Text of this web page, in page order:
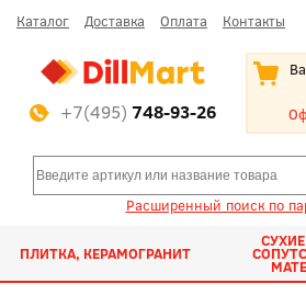
Каталог Доставка Оплата Контакты
+7(495) 748-93-26
Расширенный поиск по
ПЛИТКА, КЕРАМОГРАНИТ